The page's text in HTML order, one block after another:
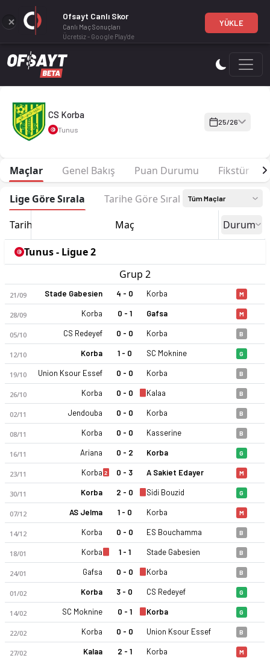
CS Korba 25-26 sezonu | Ligue 2 Grup 2'de 5. sırada, 37
CS Korba 25-26 sezonu | Ligue 2 Grup 2'de 5. sırada, 37
CS Korba
Tunus
25/26
Maçlar Genel Bakış Puan Durumu Fikstür
Lige Göre Sırala Tarihe Göre Sırala Tüm Maçlar
Tarih Maç Durum
Tunus - Ligue 2
Grup 2
21/09 Stade Gabesien 4 - 0 Korba M
28/09 Korba 0 - 1 Gafsa M
05/10 CS Redeyef 0 - 0 Korba B
12/10 Korba 1 - 0 SC Moknine G
19/10 Union Ksour Essef 0 - 0 Korba B
26/10 Korba 0 - 0 Kalaa B
02/11 Jendouba 0 - 0 Korba B
08/11 Korba 0 - 0 Kasserine B
16/11 Ariana 0 - 2 Korba G
23/11 Korba 2 0 - 3 A Sakiet Edayer M
30/11 Korba 2 - 0 Sidi Bouzid G
07/12 AS Jelma 1 - 0 Korba M
14/12 Korba 0 - 0 ES Bouchamma B
18/01 Korba 1 - 1 Stade Gabesien B
24/01 Gafsa 0 - 0 Korba B
01/02 Korba 3 - 0 CS Redeyef G
14/02 SC Moknine 0 - 1 Korba G
22/02 Korba 0 - 0 Union Ksour Essef B
27/02 Kalaa 2 - 1 Korba M
Ofsayt Canlı Skor
Canlı Maç Sonuçları
Ücretsiz - Google Play'de
YÜKLE